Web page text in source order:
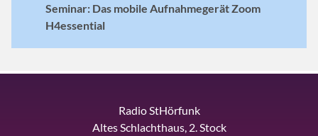
Seminar: Das mobile Aufnahmegerät Zoom
H4essential
Radio StHörfunk
Altes Schlachthaus, 2. Stock